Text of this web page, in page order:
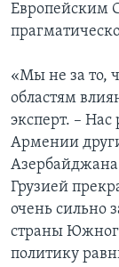
Европейским
«Мы не за то,
областям
эксперт. – Нас
Армении
Грузией
очень сильно
страны
политику